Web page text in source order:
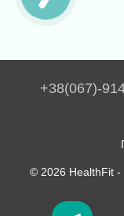
+38(067)-
© 2026 HealthFit -